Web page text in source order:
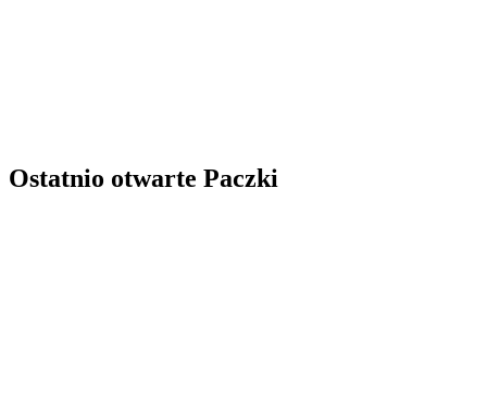
Ostatnio otwarte Paczki